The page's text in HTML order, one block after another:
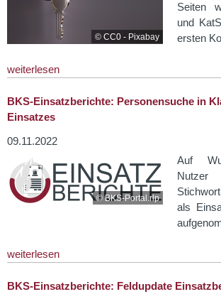
© CC0 - Pixabay
Seiten
und
ersten
weiterlesen
BKS-Einsatzberichte: Personensuche in
Einsatzes
09.11.2022
© BKS-Portal.rlp
Auf
als
weiterlesen
BKS-Einsatzberichte: Feldupdate